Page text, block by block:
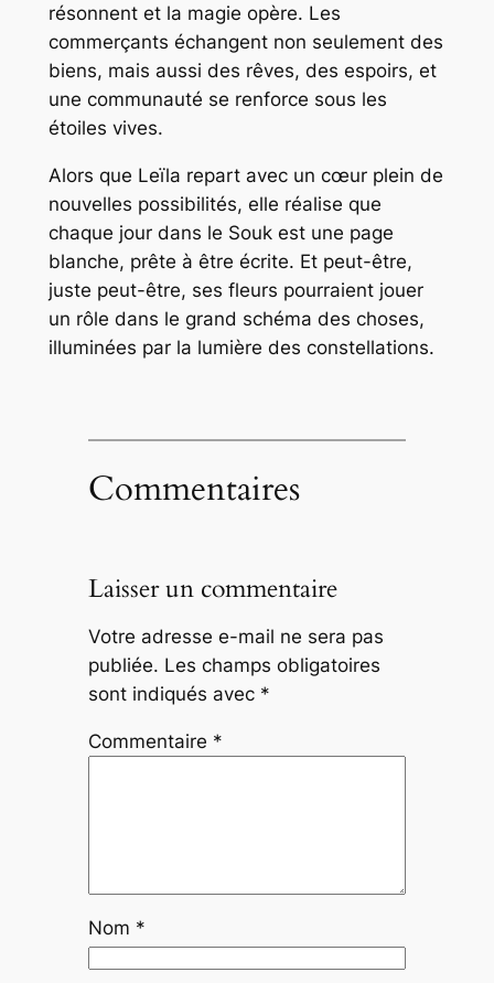
résonnent et la magie opère. Les
commerçants échangent non seulement des
biens, mais aussi des rêves, des espoirs, et
une communauté se renforce sous les
étoiles vives.
Alors que Leïla repart avec un cœur plein de
nouvelles possibilités, elle réalise que
chaque jour dans le Souk est une page
blanche, prête à être écrite. Et peut-être,
juste peut-être, ses fleurs pourraient jouer
un rôle dans le grand schéma des choses,
illuminées par la lumière des constellations.
Commentaires
Laisser un commentaire
Votre adresse e-mail ne sera pas
publiée. Les champs obligatoires
sont indiqués avec *
Commentaire *
Nom *